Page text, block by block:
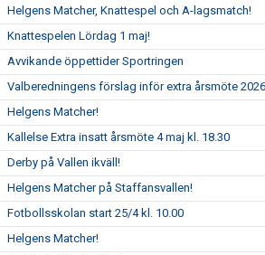
Helgens Matcher, Knattespel och A-lagsmatch!
Knattespelen Lördag 1 maj!
Avvikande öppettider Sportringen
Valberedningens förslag inför extra årsmöte
Helgens Matcher!
Kallelse Extra insatt årsmöte 4 maj kl. 18.30
Derby på Vallen ikväll!
Helgens Matcher på Staffansvallen!
Fotbollsskolan start 25/4 kl. 10.00
Helgens Matcher!